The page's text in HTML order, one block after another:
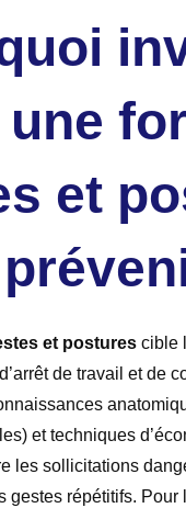
et
et postures cible
de travail et de
et techniques
les sollicitations
gestes répétitifs. Pour